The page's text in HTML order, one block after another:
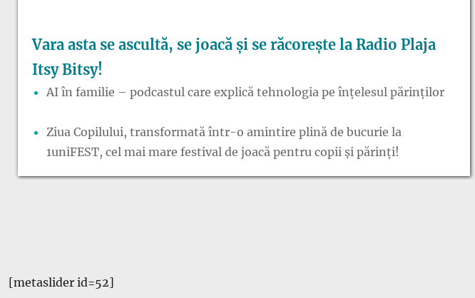
Vara asta se ascultă, se joacă și se răcorește la Radio Plaja
Itsy Bitsy!
AI în familie – podcastul care explică tehnologia pe înțelesul părinților
Ziua Copilului, transformată într-o amintire plină de bucurie la
1uniFEST, cel mai mare festival de joacă pentru copii și părinți!
[metaslider id=52]